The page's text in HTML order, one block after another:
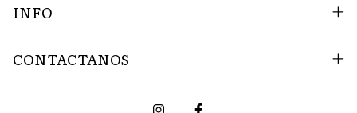
INFO
CONTACTANOS